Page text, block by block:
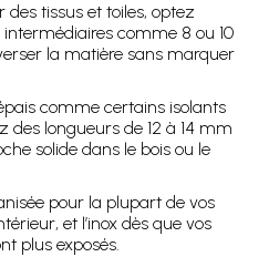
des tissus et toiles, optez
comme 8 ou 10
la matière sans marquer
comme certains isolants
des longueurs de 12 à 14 mm
solide dans le bois ou le
pour la plupart de vos
et l’inox dès que vos
plus exposés.